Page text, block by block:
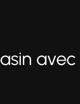
avec